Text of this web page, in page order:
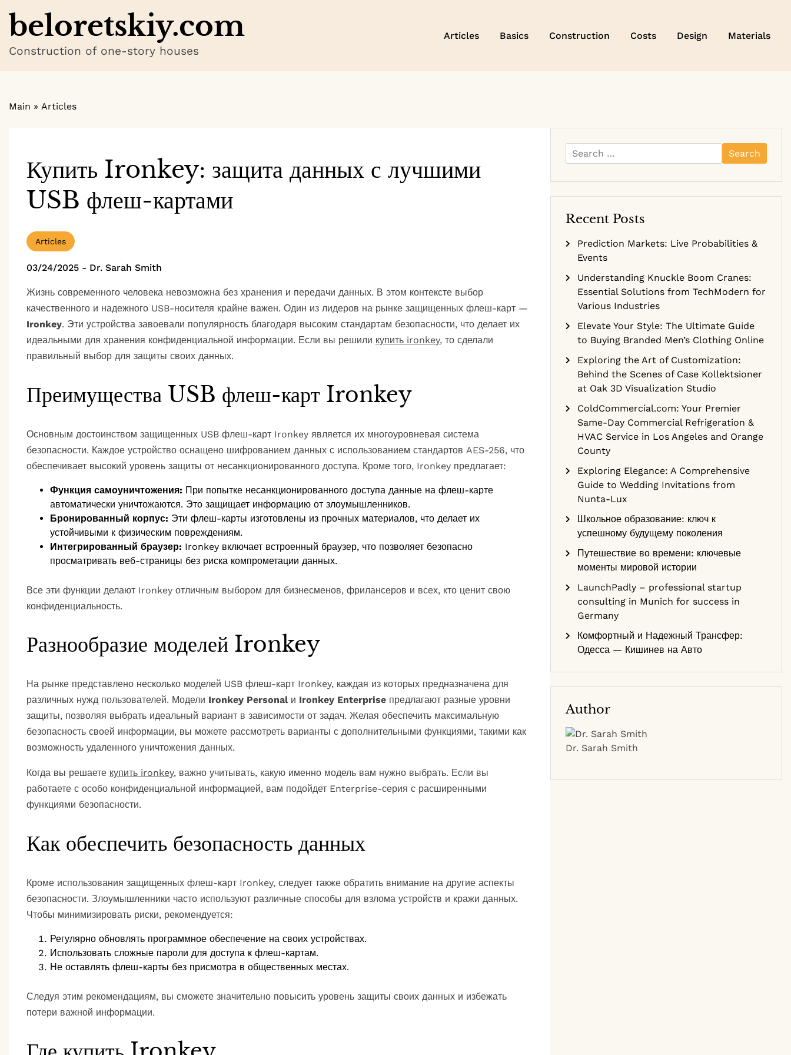
content
beloretskiy.com
Construction of one-story houses
Articles Basics Construction Costs Design Materials
Main » Articles
Купить Ironkey: защита данных с лучшими
USB флеш-картами
Articles
03/24/2025 - Dr. Sarah Smith
Жизнь современного человека невозможна без хранения и передачи данных. В этом контексте выбор
качественного и надежного USB-носителя крайне важен. Один из лидеров на рынке защищенных флеш-карт —
Ironkey. Эти устройства завоевали популярность благодаря высоким стандартам безопасности, что делает их
идеальными для хранения конфиденциальной информации. Если вы решили купить ironkey, то сделали
правильный выбор для защиты своих данных.
Преимущества USB флеш-карт Ironkey
Основным достоинством защищенных USB флеш-карт Ironkey является их многоуровневая система
безопасности. Каждое устройство оснащено шифрованием данных с использованием стандартов AES-256, что
обеспечивает высокий уровень защиты от несанкционированного доступа. Кроме того, Ironkey предлагает:
Функция самоуничтожения: При попытке несанкционированного доступа данные на флеш-карте
автоматически уничтожаются. Это защищает информацию от злоумышленников.
Бронированный корпус: Эти флеш-карты изготовлены из прочных материалов, что делает их
устойчивыми к физическим повреждениям.
Интегрированный браузер: Ironkey включает встроенный браузер, что позволяет безопасно
просматривать веб-страницы без риска компрометации данных.
Все эти функции делают Ironkey отличным выбором для бизнесменов, фрилансеров и всех, кто ценит свою
конфиденциальность.
Разнообразие моделей Ironkey
На рынке представлено несколько моделей USB флеш-карт Ironkey, каждая из которых предназначена для
различных нужд пользователей. Модели Ironkey Personalи Ironkey Enterprise предлагают разные уровни
защиты, позволяя выбрать идеальный вариант в зависимости от задач. Желая обеспечить максимальную
безопасность своей информации, вы можете рассмотреть варианты с дополнительными функциями, такими как
возможность удаленного уничтожения данных.
Когда вы решаете купить ironkey, важно учитывать, какую именно модель вам нужно выбрать. Если вы
работаете с особо конфиденциальной информацией, вам подойдет Enterprise-серия с расширенными
функциями безопасности.
Как обеспечить безопасность данных
Кроме использования защищенных флеш-карт Ironkey, следует также обратить внимание на другие аспекты
безопасности. Злоумышленники часто используют различные способы для взлома устройств и кражи данных.
Чтобы минимизировать риски, рекомендуется:
Регулярно обновлять программное обеспечение на своих устройствах.
Использовать сложные пароли для доступа к флеш-картам.
Не оставлять флеш-карты без присмотра в общественных местах.
Следуя этим рекомендациям, вы сможете значительно повысить уровень защиты своих данных и избежать
потери важной информации.
Search
for:
Recent Posts
Prediction Markets: Live Probabilities &
Events
Understanding Knuckle Boom Cranes:
Essential Solutions from TechModern for
Various Industries
Elevate Your Style: The Ultimate Guide
to Buying Branded Men’s Clothing Online
Exploring the Art of Customization:
Behind the Scenes of Case Kollektsioner
at Oak 3D Visualization Studio
ColdCommercial.com: Your Premier
Same-Day Commercial Refrigeration &
HVAC Service in Los Angeles and Orange
County
Exploring Elegance: A Comprehensive
Guide to Wedding Invitations from
Nunta-Lux
Школьное образование: ключ к
успешному будущему поколения
Путешествие во времени: ключевые
моменты мировой истории
LaunchPadly – professional startup
consulting in Munich for success in
Germany
Комфортный и Надежный Трансфер:
Одесса — Кишинев на Авто
Author
Dr. Sarah Smith